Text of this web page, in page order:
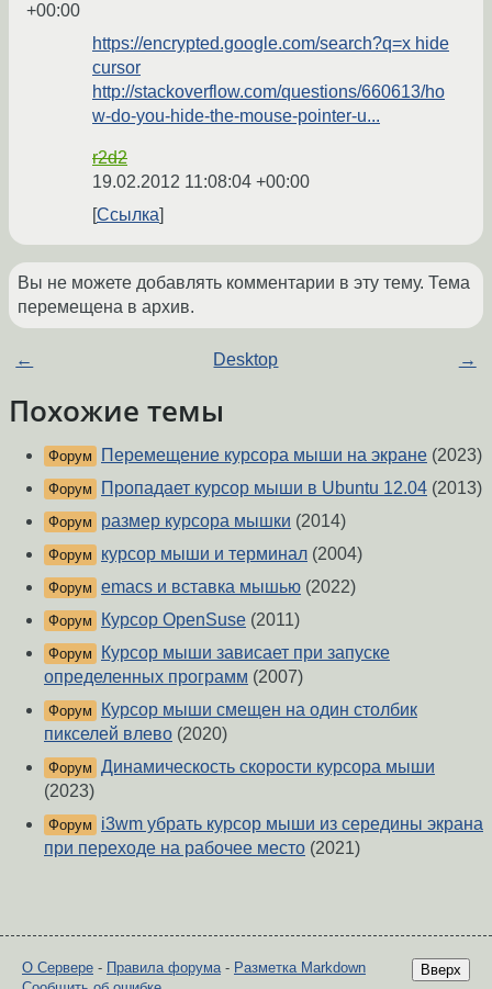
+00:00
https://encrypted.google.com/search?q=x hide
cursor
http://stackoverflow.com/questions/660613/ho
w-do-you-hide-the-mouse-pointer-u...
r2d2
19.02.2012 11:08:04 +00:00
Ссылка
Вы не можете добавлять комментарии в эту тему. Тема
перемещена в архив.
← Desktop →
Похожие темы
Форум Перемещение курсора мыши на экране (2023)
Форум Пропадает курсор мыши в Ubuntu 12.04 (2013)
Форум размер курсора мышки (2014)
Форум курсор мыши и терминал (2004)
Форум emacs и вставка мышью (2022)
Форум Курсор OpenSuse (2011)
Форум
Курсор мыши зависает при запуске
определенных программ (2007)
Форум
Курсор мыши смещен на один столбик
пикселей влево (2020)
Форум Динамическость скорости курсора мыши
(2023)
Форум
i3wm убрать курсор мыши из середины экрана
при переходе на рабочее место (2021)
Вверх
О Сервере - Правила форума- Разметка Markdown